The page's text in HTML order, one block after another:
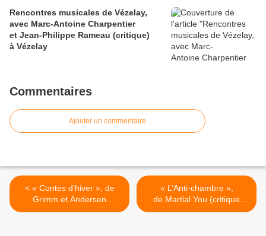
Rencontres musicales de Vézelay,
avec Marc-Antoine Charpentier
et Jean-Philippe Rameau (critique)
à Vézelay
Commentaires
Ajouter un commentaire
< « Contes d’hiver », de
Grimm et Andersen
(critique),
« L’Anti-chambre »,
de Martial You (critique
de Tatiana Djordjevic),